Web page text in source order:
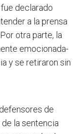
declarado
a la prensa
otra parte, la
emocionada-
y se retiraron sin
de
la sentencia